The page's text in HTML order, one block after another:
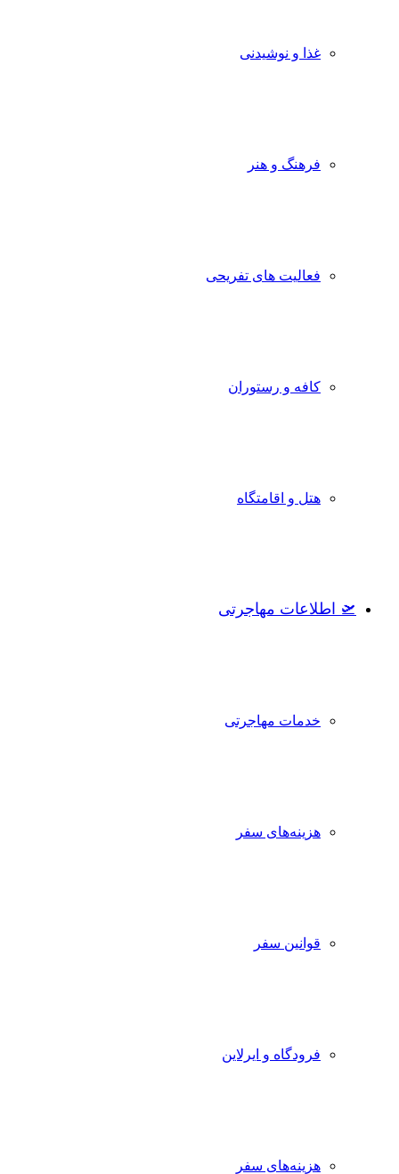
غذا و نوشیدنی
فرهنگ و هنر
فعالیت های تفریحی
کافه و رستوران
هتل و اقامتگاه
🛫 اطلاعات مهاجرتی
خدمات مهاجرتی
هزینه‌های سفر
قوانین سفر
فرودگاه و ایرلاین
هزینه‌های سفر